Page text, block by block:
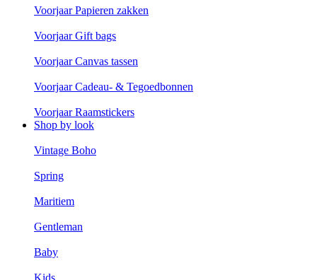
Voorjaar Papieren zakken
Voorjaar Gift bags
Voorjaar Canvas tassen
Voorjaar Cadeau- & Tegoedbonnen
Voorjaar Raamstickers
Shop by look
Vintage Boho
Spring
Maritiem
Gentleman
Baby
Kids